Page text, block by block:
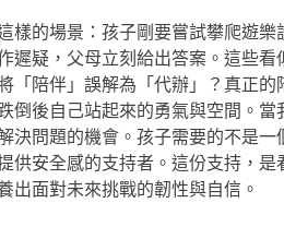
樣的場景：孩子剛要嘗試攀爬遊
遲疑，父母立刻給出答案。這些
陪伴」誤解為「代辦」？真正的
倒後自己站起來的勇氣與空間。
決問題的機會。孩子需要的不是
供安全感的支持者。這份支持，
出面對未來挑戰的韌性與自信。